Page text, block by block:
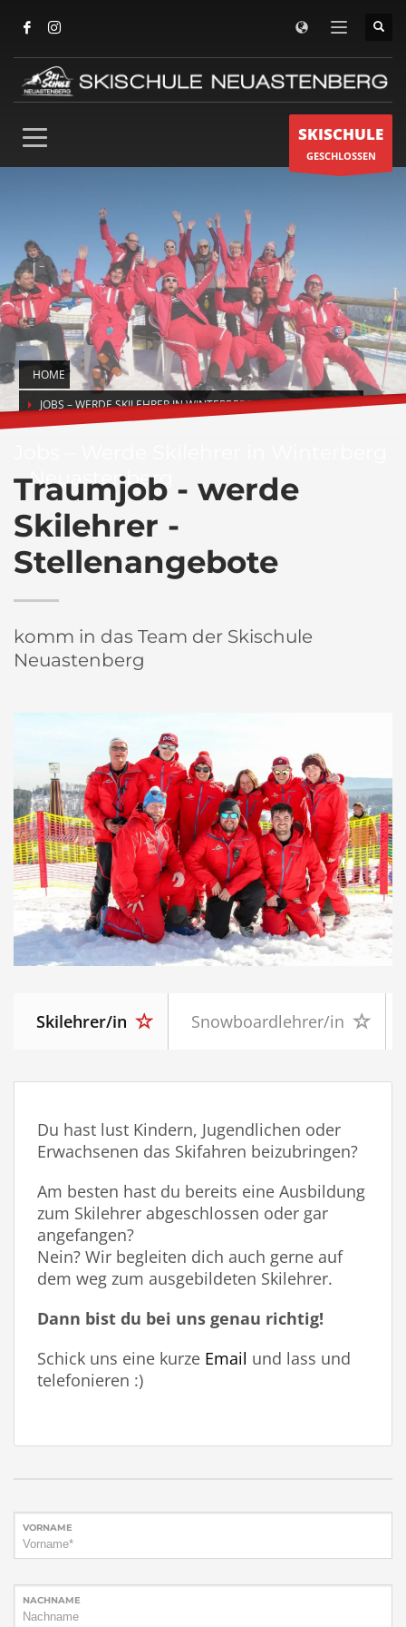
SKISCHULE
GESCHLOSSEN
HOME
JOBS – WERDE SKILEHRER IN WINTERBERG – NEUASTENBERG
– Neuastenberg
Traumjob - werde
Skilehrer -
Stellenangebote
komm in das Team der Skischule
Neuastenberg
Skilehrer/in Snowboardlehrer/in
Du hast lust Kindern, Jugendlichen oder
Erwachsenen das Skifahren beizubringen?
Am besten hast du bereits eine Ausbildung
zum Skilehrer abgeschlossen oder gar
angefangen?
Nein? Wir begleiten dich auch gerne auf
dem weg zum ausgebildeten Skilehrer.
Dann bist du bei uns genau richtig!
Schick uns eine kurze Email und lass und
telefonieren :)
VORNAME
NACHNAME